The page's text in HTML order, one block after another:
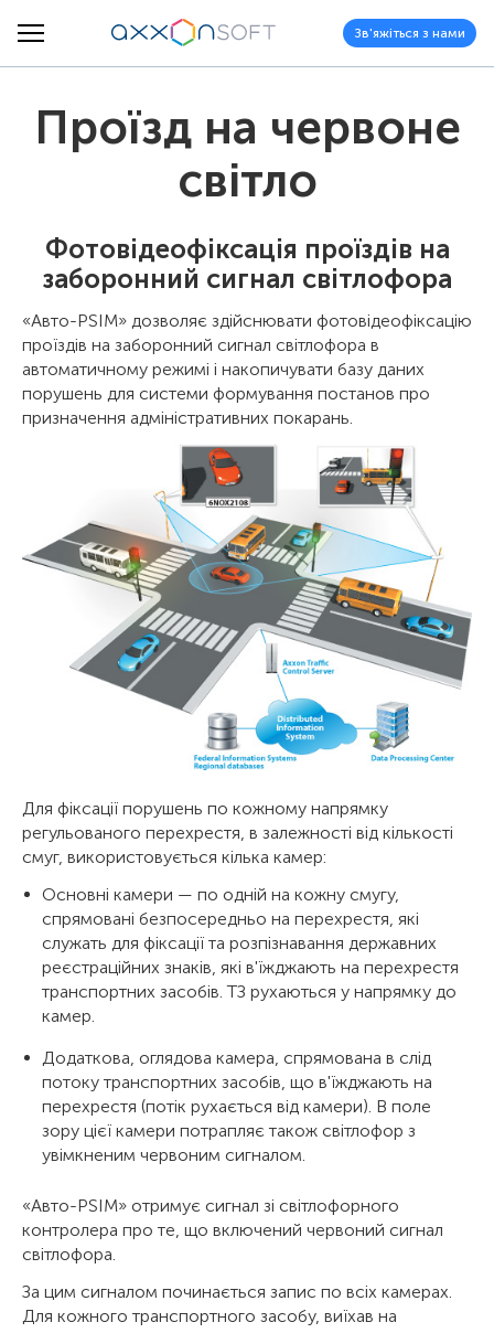
Зв'яжіться з нами
Проїзд на червоне
світло
Фотовідеофіксація проїздів на
заборонний сигнал світлофора
«Авто-PSIM» дозволяє здійснювати фотовідеофіксацію
проїздів на заборонний сигнал світлофора в
автоматичному режимі і накопичувати базу даних
порушень для системи формування постанов про
призначення адміністративних покарань.
Для фіксації порушень по кожному напрямку
регульованого перехрестя, в залежності від кількості
смуг, використовується кілька камер:
Основні камери — по одній на кожну смугу,
спрямовані безпосередньо на перехрестя, які
служать для фіксації та розпізнавання державних
реєстраційних знаків, які в'їжджають на перехрестя
транспортних засобів. ТЗ рухаються у напрямку до
камер.
Додаткова, оглядова камера, спрямована в слід
потоку транспортних засобів, що в'їжджають на
перехрестя (потік рухається від камери). В поле
зору цієї камери потрапляє також світлофор з
увімкненим червоним сигналом.
«Авто-PSIM» отримує сигнал зі світлофорного
контролера про те, що включений червоний сигнал
світлофора.
За цим сигналом починається запис по всіх камерах.
Для кожного транспортного засобу, виїхав на